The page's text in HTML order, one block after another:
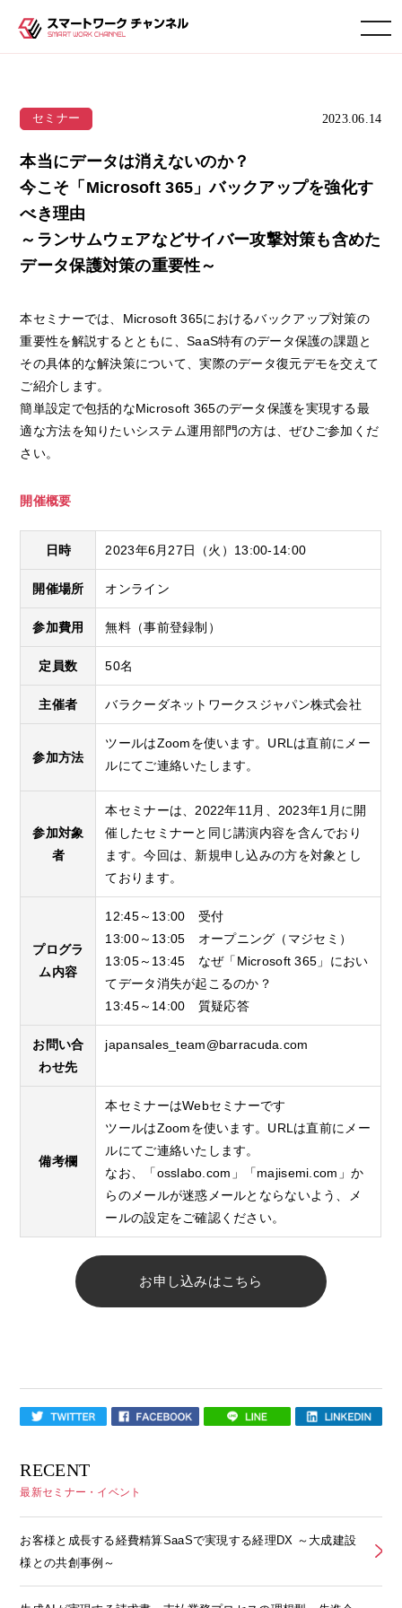
toggle navigation
セミナー 2023.06.14
本当にデータは消えないのか？
今こそ「Microsoft 365」バックアップを強化す
べき理由
～ランサムウェアなどサイバー攻撃対策も含めた
データ保護対策の重要性～
本セミナーでは、Microsoft 365におけるバックアップ対策の
重要性を解説するとともに、SaaS特有のデータ保護の課題と
その具体的な解決策について、実際のデータ復元デモを交えて
ご紹介します。
簡単設定で包括的なMicrosoft 365のデータ保護を実現する最
適な方法を知りたいシステム運用部門の方は、ぜひご参加くだ
さい。
開催概要
日時 2023年6月27日（火）13:00-14:00
開催場所 オンライン
参加費用 無料（事前登録制）
定員数 50名
主催者 バラクーダネットワークスジャパン株式会社
参加方法
ツールはZoomを使います。URLは直前にメー
ルにてご連絡いたします。
参加対象
者
本セミナーは、2022年11月、2023年1月に開
催したセミナーと同じ講演内容を含んでおり
ます。今回は、新規申し込みの方を対象とし
ております。
プログラ
ム内容
12:45～13:00 受付
13:00～13:05 オープニング（マジセミ）
13:05～13:45 なぜ「Microsoft 365」におい
てデータ消失が起こるのか？
13:45～14:00 質疑応答
お問い合
わせ先
japansales_team@barracuda.com
備考欄
本セミナーはWebセミナーです
ツールはZoomを使います。URLは直前にメー
ルにてご連絡いたします。
なお、「osslabo.com」「majisemi.com」か
らのメールが迷惑メールとならないよう、メ
ールの設定をご確認ください。
お申し込みはこちら
RECENT
最新セミナー・イベント
お客様と成長する経費精算SaaSで実現する経理DX ～大成建設
様との共創事例～